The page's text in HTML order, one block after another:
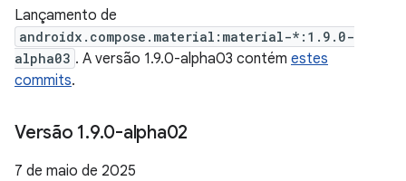
Lançamento de
androidx.compose.material:material-*:1.9.0-
alpha03 . A versão 1.9.0-alpha03 contém estes
commits.
Versão 1.9.0-alpha02
7 de maio de 2025